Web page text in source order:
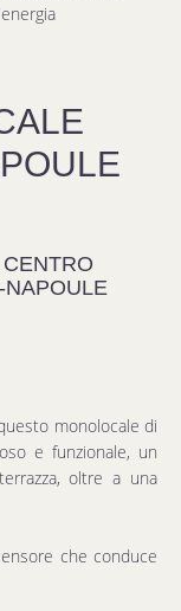
monolocale di
e funzionale, un
oltre a una
che conduce